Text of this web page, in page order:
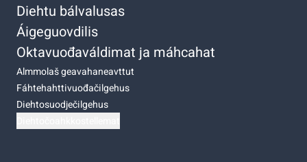
Diehtu bálvalusas
Áigeguovdilis
Oktavuođaváldimat ja máhcahat
Almmolaš geavahaneavttut
Fáhtehahttivuođačilgehus
Diehtosuodječilgehus